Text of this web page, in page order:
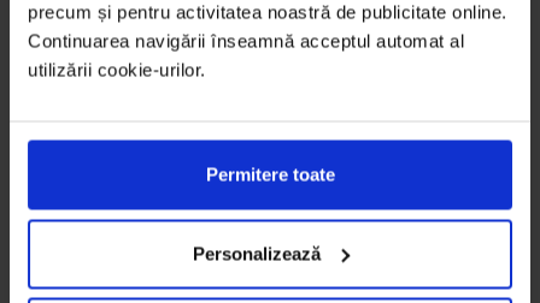
precum și pentru activitatea noastră de publicitate online.
Continuarea navigării înseamnă acceptul automat al
utilizării cookie-urilor.
Permitere toate
Personalizează